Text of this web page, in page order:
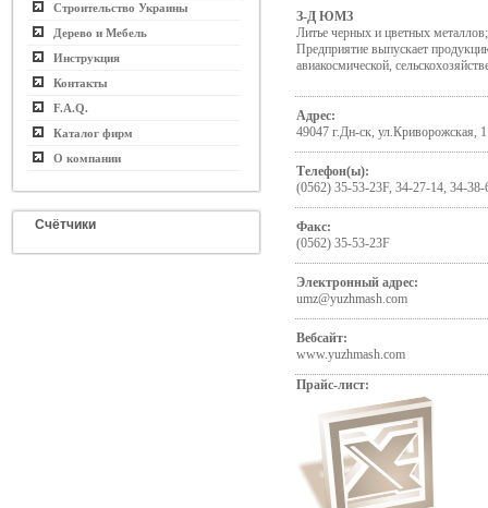
Строительство Украины
Дерево и Мебель
Инструкция
Контакты
F.A.Q.
Каталог фирм
О компании
Счётчики
З-Д ЮМЗ
Литье черных и цветных
Предприятие выпускает
авиакосмической,
Адрес:
49047 г.Дн-ск, ул.Криворожская, 1
Телефон(ы):
(0562) 35-53-23F, 34-27-14, 34-
Факс:
(0562) 35-53-23F
Электронный адрес:
umz@yuzhmash.com
Вебсайт:
www.yuzhmash.com
Прайс-лист: